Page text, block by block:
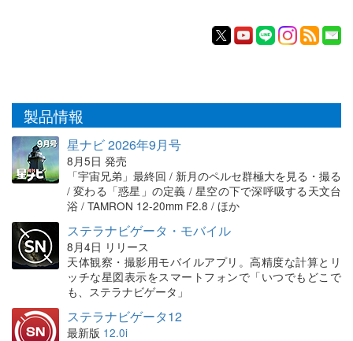
製品情報
星ナビ 2026年9月号
8月5日 発売
「宇宙兄弟」最終回 / 新月のペルセ群極大を見る・撮る
/ 変わる「惑星」の定義 / 星空の下で深呼吸する天文台
浴 / TAMRON 12-20mm F2.8 / ほか
ステラナビゲータ・モバイル
8月4日 リリース
天体観察・撮影用モバイルアプリ。高精度な計算とリ
ッチな星図表示をスマートフォンで「いつでもどこで
も、ステラナビゲータ」
ステラナビゲータ12
最新版 12.0i